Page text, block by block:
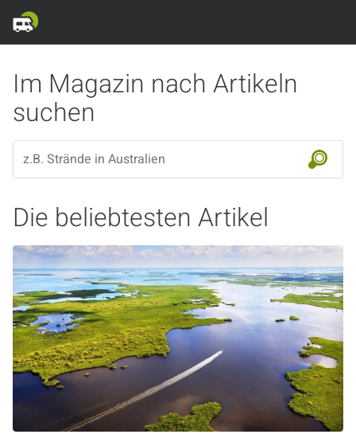
Im Magazin nach Artikeln
suchen
Die beliebtesten Artikel